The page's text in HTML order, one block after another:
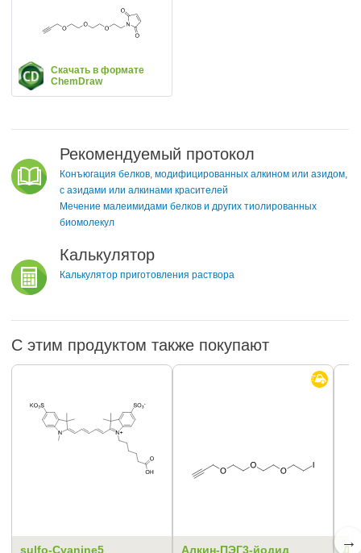
Скачать в формате
ChemDraw
Рекомендуемый протокол
Конъюгация белков, модифицированных алкином или азидом,
с азидами или алкинами красителей
Мечение малеимидами белков и других тиолированных
биомолекул
Калькулятор
Калькулятор приготовления раствора
С этим продуктом также покупают
sulfo-Cyanine5 Алкин-ПЭГ3-йодид →